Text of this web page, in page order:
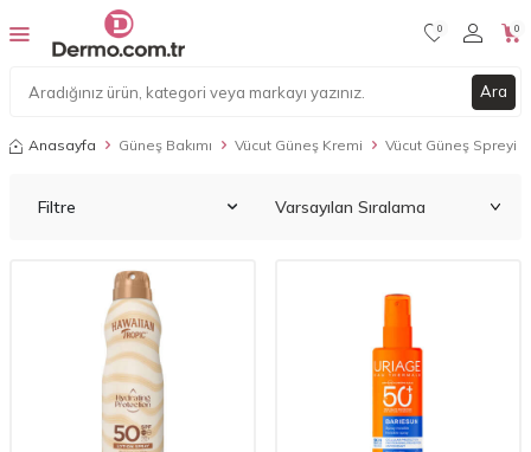
Ara
0 0
Anasayfa Güneş Bakımı Vücut Güneş Kremi Vücut Güneş Spreyi
Filtre